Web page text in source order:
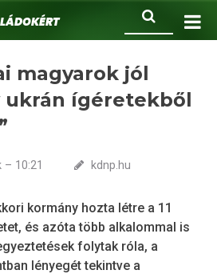
magyarok jól
ukrán ígéretekből
– 10:21 kdnp.hu
kormány hozta létre a 11
és azóta több alkalommal is
folytak róla, a
lényegét tekintve a